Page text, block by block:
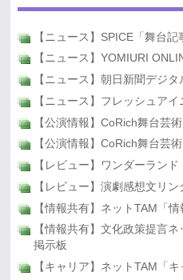
【ニュース】SPICE「舞台記
【ニュース】YOMIURI
【ニュース】朝日新聞デジ
【ニュース】フレッシュアイ
【公演情報】CoRich舞台芸術
【公演情報】CoRich舞台芸
【レビュー】ワンダーランド
【レビュー】演劇感想文リン
【情報共有】ネットTAM「情
【情報共有】文化政策提言
掲示板
【キャリア】ネットTAM「キ